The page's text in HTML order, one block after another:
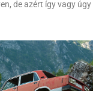
de azért így vagy úgy